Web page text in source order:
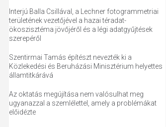
Interjú Balla Csillával, a Lechner fotogrammetriai
területének vezetőjével a hazai téradat-
ökoszisztéma jövőjéről és a légi adatgyűjtések
szerepéről
Szentirmai Tamás építészt nevezték ki a
Közlekedési és Beruházási Minisztérium helyettes
államtitkárává
Az oktatás megújítása nem valósulhat meg
ugyanazzal a szemlélettel, amely a problémákat
előidézte